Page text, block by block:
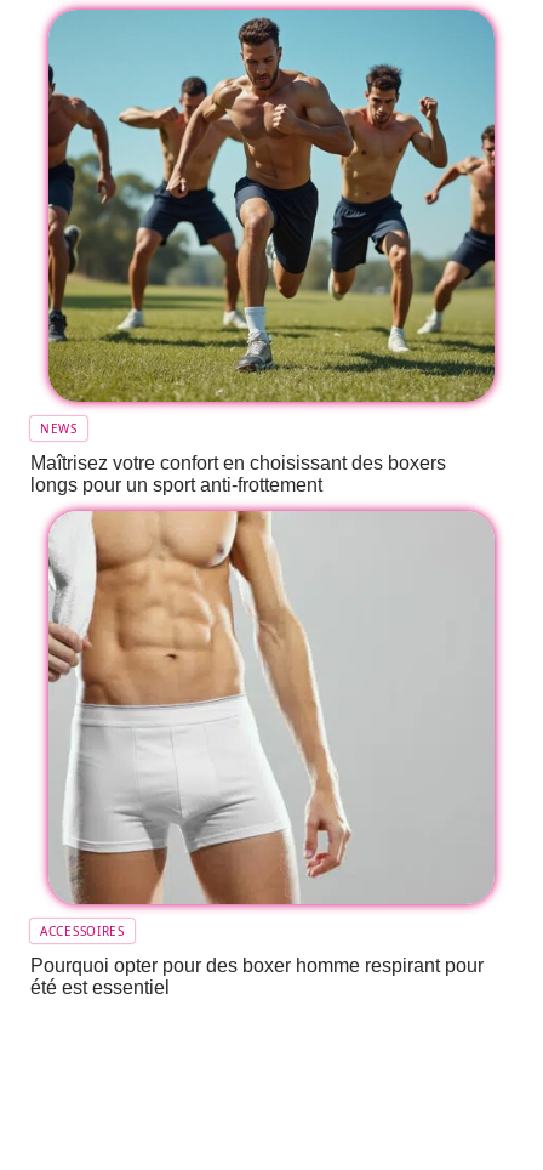
NEWS
Maîtrisez votre confort en choisissant des boxers
longs pour un sport anti-frottement
ACCESSOIRES
Pourquoi opter pour des boxer homme respirant pour
été est essentiel